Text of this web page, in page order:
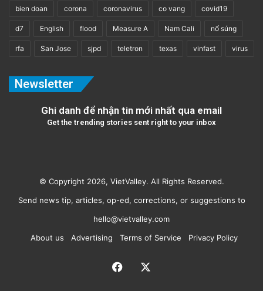
bien doan corona coronavirus co vang covid19
d7 English flood Measure A Nam Cali nổ súng
rfa San Jose sjpd teletron texas vinfast virus
Newsletter
Ghi danh để nhận tin mới nhất qua email
Get the trending stories sent right to your inbox
© Copyright 2026, VietValley. All Rights Reserved.
Send news tip, articles, op-ed, corrections, or suggestions to
hello@vietvalley.com
About us
Advertising Terms of Service Privacy Policy
Facebook